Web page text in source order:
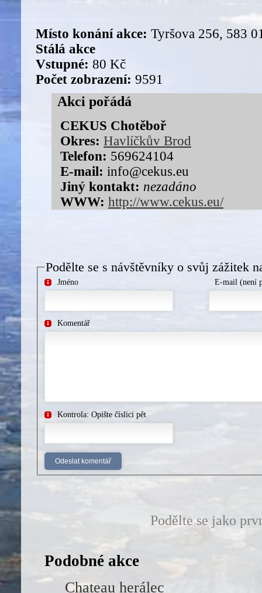
Místo konání akce: Tyršova 256, 583
Stálá akce
Vstupné: 80 Kč
Počet zobrazení: 9591
Akci pořádá
CEKUS Chotěboř
Okres: Havlíčkův Brod
Telefon: 569624104
E-mail: info@cekus.eu
Jiný kontakt: nezadáno
WWW: http://www.cekus.eu/
Podělte se s návštěvníky o svůj zážitek
Jméno E-mail (není
Komentář
Kontrola: Opište číslici pět
Podělte se jako
Podobné akce
Chateau herálec